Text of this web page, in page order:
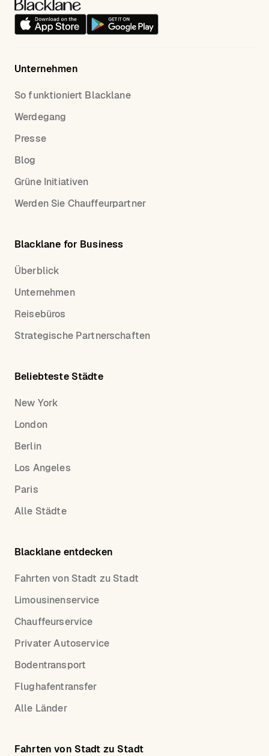
Unternehmen
So funktioniert Blacklane
Werdegang
Presse
Blog
Grüne Initiativen
Werden Sie Chauffeurpartner
Blacklane for Business
Überblick
Unternehmen
Reisebüros
Strategische Partnerschaften
Beliebteste Städte
New York
London
Berlin
Los Angeles
Paris
Alle Städte
Blacklane entdecken
Fahrten von Stadt zu Stadt
Limousinenservice
Chauffeurservice
Privater Autoservice
Bodentransport
Flughafentransfer
Alle Länder
Fahrten von Stadt zu Stadt